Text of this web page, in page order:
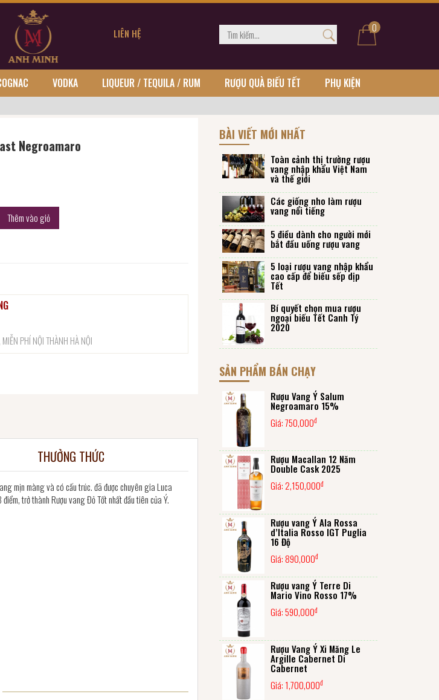
LIÊN HỆ 0
VODKA LIQUEUR / TEQUILA / RUM RƯỢU QUÀ BIẾU TẾT PHỤ KIỆN
Negroamaro
Thêm vào giỏ
PHÍ NỘI THÀNH HÀ NỘI
THƯỞNG THỨC
mịn màng và có cấu trúc. đã được chuyên gia Luca
trở thành Rượu vang Đỏ Tốt nhất đầu tiên của Ý.
BÀI VIẾT MỚI NHẤT
Toàn cảnh thị trường rượu
vang nhập khẩu Việt Nam
và thế giới
Các giống nho làm rượu
vang nổi tiếng
5 điều dành cho người mới
bắt đầu uống rượu vang
5 loại rượu vang nhập khẩu
cao cấp để biếu sếp dịp
Tết
Bí quyết chọn mua rượu
ngoại biếu Tết Canh Tý
2020
SẢN PHẨM BÁN CHẠY
Rượu Vang Ý Salum
Negroamaro 15%
Giá:750,000đ
Rượu Macallan 12 Năm
Double Cask 2025
Giá: 2,150,000đ
Rượu vang Ý Ala Rossa
d’Italia Rosso IGT Puglia
16 Độ
Giá:890,000đ
Rượu vang Ý Terre Di
Mario Vino Rosso 17%
Giá:590,000đ
Rượu Vang Ý Xi Măng Le
Argille Cabernet Di
Cabernet
Giá: 1,700,000đ